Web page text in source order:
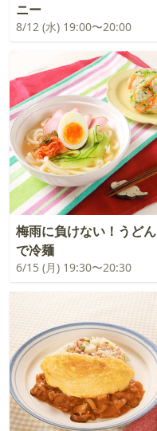
ニー
8/12 (水) 19:00〜20:00
梅雨に負けない！うどん
で冷麺
6/15 (月) 19:30〜20:30